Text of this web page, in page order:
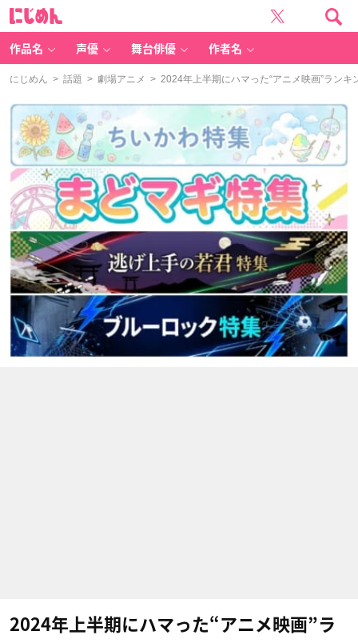
作品名 声優 舞台俳優 作者名
にじめん > 話題 > 劇場アニメ > 2024年上半期にハマった“アニメ映画”ラン
2024年上半期にハマった“アニメ映画”ラ